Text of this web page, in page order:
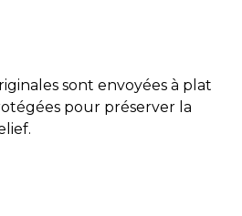
sont envoyées à plat
pour préserver la